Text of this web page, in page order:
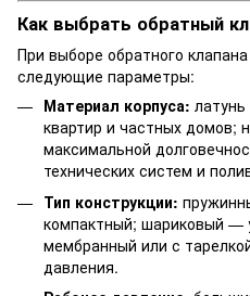
Как выбрать обратный
При выборе обратного
следующие параметры:
Материал корпуса:
квартир и частных
максимальной
технических систем и
Тип конструкции:
компактный; шариковый —
мембранный или с
давления.